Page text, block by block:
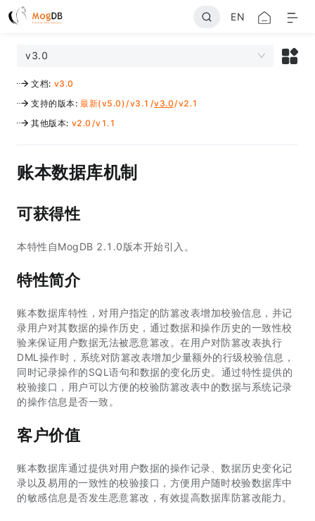
EN
v3.0
文档: v3.0
支持的版本: 最新(v5.0)/v3.1 /v3.0/v2.1
其他版本: v2.0/v1.1
账本数据库机制
可获得性
本特性自MogDB 2.1.0版本开始引入。
特性简介
账本数据库特性，对用户指定的防篡改表增加校验信息，并记
录用户对其数据的操作历史，通过数据和操作历史的一致性校
验来保证用户数据无法被恶意篡改。在用户对防篡改表执行
DML操作时，系统对防篡改表增加少量额外的行级校验信息，
同时记录操作的SQL语句和数据的变化历史。通过特性提供的
校验接口，用户可以方便的校验防篡改表中的数据与系统记录
的操作信息是否一致。
客户价值
账本数据库通过提供对用户数据的操作记录、数据历史变化记
录以及易用的一致性的校验接口，方便用户随时校验数据库中
的敏感信息是否发生恶意篡改，有效提高数据库防篡改能力。